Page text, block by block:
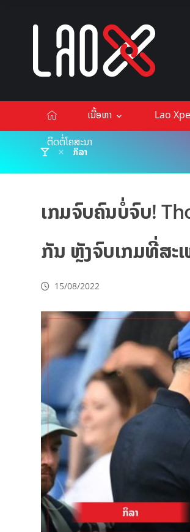
ເນື້ອຫາ Lao
ຕິດຕໍ່ໂຄສະນາ
ກິລາ
ເກມຈົບຄົນບໍ່ຈົບ!
ກັນ ຫຼັງຈົບເກມທີ່ສະ
15/08/2022